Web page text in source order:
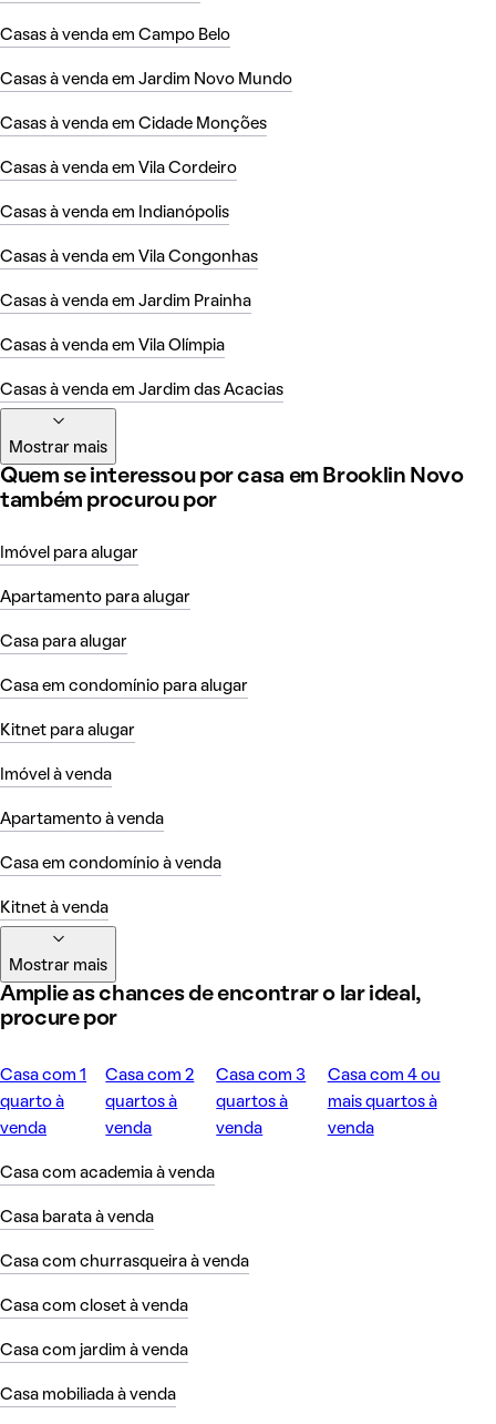
Casas à venda em Campo Belo
Casas à venda em Jardim Novo Mundo
Casas à venda em Cidade Monções
Casas à venda em Vila Cordeiro
Casas à venda em Indianópolis
Casas à venda em Vila Congonhas
Casas à venda em Jardim Prainha
Casas à venda em Vila Olímpia
Casas à venda em Jardim das Acacias
Mostrar mais
Quem se interessou por casa em Brooklin Novo
também procurou por
Imóvel para alugar
Apartamento para alugar
Casa para alugar
Casa em condomínio para alugar
Kitnet para alugar
Imóvel à venda
Apartamento à venda
Casa em condomínio à venda
Kitnet à venda
Mostrar mais
Amplie as chances de encontrar o lar ideal,
procure por
Casa com 1
quarto à
venda
Casa com 2
quartos à
venda
Casa com 3
quartos à
venda
Casa com 4 ou
mais quartos à
venda
Casa com academia à venda
Casa barata à venda
Casa com churrasqueira à venda
Casa com closet à venda
Casa com jardim à venda
Casa mobiliada à venda